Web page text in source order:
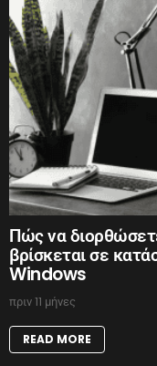
Πώς να
βρίσκεται σε
Windows
πριν 11 μήνες
READ MORE